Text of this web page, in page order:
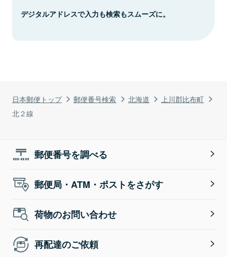
日本郵便トップ 郵便番号検索 北海道
上川郡比布町
北２線
デジタルアドレスで入力も検索もスムーズに。
郵便番号を調べる
郵便局・ATM・ポストをさがす
荷物のお問い合わせ
再配達のご依頼